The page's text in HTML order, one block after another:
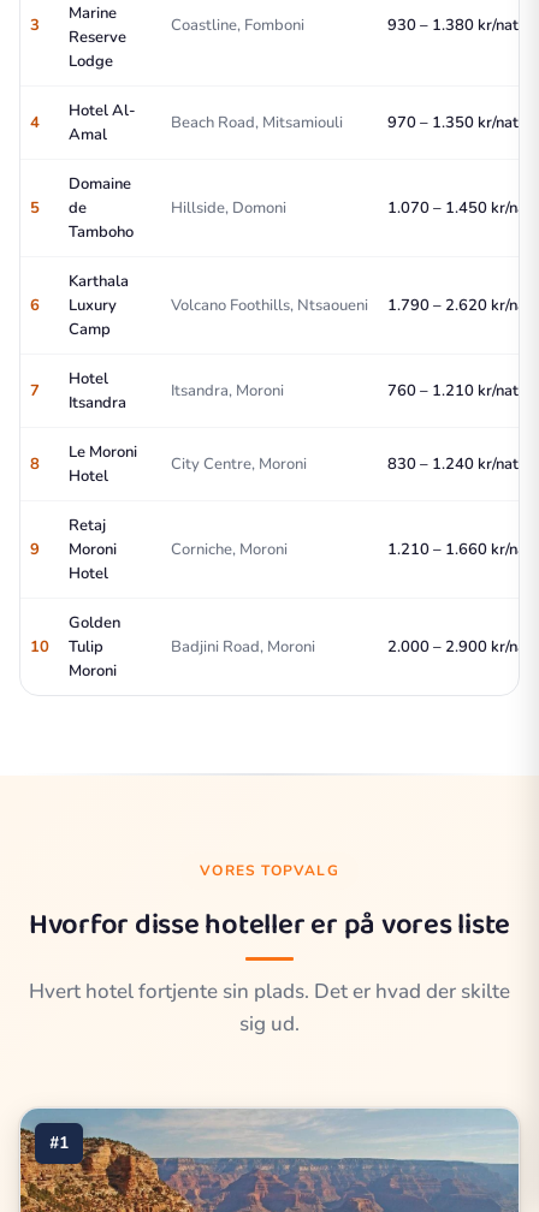
3
Marine
Reserve
Lodge
Coastline, Fomboni 930 – 1.380 kr/nat
4
Hotel Al-
Amal
Beach Road, Mitsamiouli 970 – 1.350 kr/nat
5
Domaine
de
Tamboho
Hillside, Domoni 1.070 – 1.450 kr/nat
6
Karthala
Luxury
Camp
Volcano Foothills, Ntsaoueni 1.790 – 2.620 kr/nat
7
Hotel
Itsandra
Itsandra, Moroni 760 – 1.210 kr/nat
8
Le Moroni
Hotel
City Centre, Moroni 830 – 1.240 kr/nat
9
Retaj
Moroni
Hotel
Corniche, Moroni 1.210 – 1.660 kr/nat
10
Golden
Tulip
Moroni
Badjini Road, Moroni 2.000 – 2.900 kr/nat
VORES TOPVALG
Hvorfor disse hoteller er på vores liste
Hvert hotel fortjente sin plads. Det er hvad der skilte
sig ud.
#1